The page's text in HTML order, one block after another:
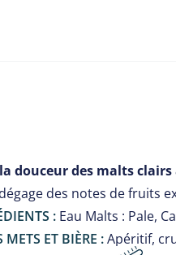
douceur des malts
des notes de fruits
:Eau Malts : Pale,
METS ET BIÈRE :Apéritif,